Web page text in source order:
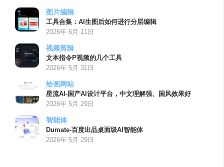
图片编辑
工具合集：AI生图后如何进行分层编辑
2026年 6月 11日
视频剪辑
文本指令P视频的几个工具
2026年 5月 31日
绘画网站
星流AI-国产AI设计平台，中文理解强、国风效果好
2026年 5月 29日
智能体
Dumate-百度出品桌面级AI智能体
2026年 5月 29日